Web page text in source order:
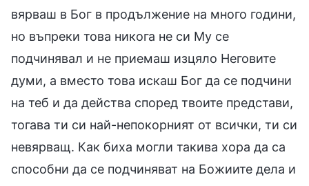
вярваш в Бог в продължение на много години,
но въпреки това никога не си Му се
подчинявал и не приемаш изцяло Неговите
думи, а вместо това искаш Бог да се подчини
на теб и да действа според твоите представи,
тогава ти си най-непокорният от всички, ти си
невярващ. Как биха могли такива хора да са
способни да се подчиняват на Божиите дела и